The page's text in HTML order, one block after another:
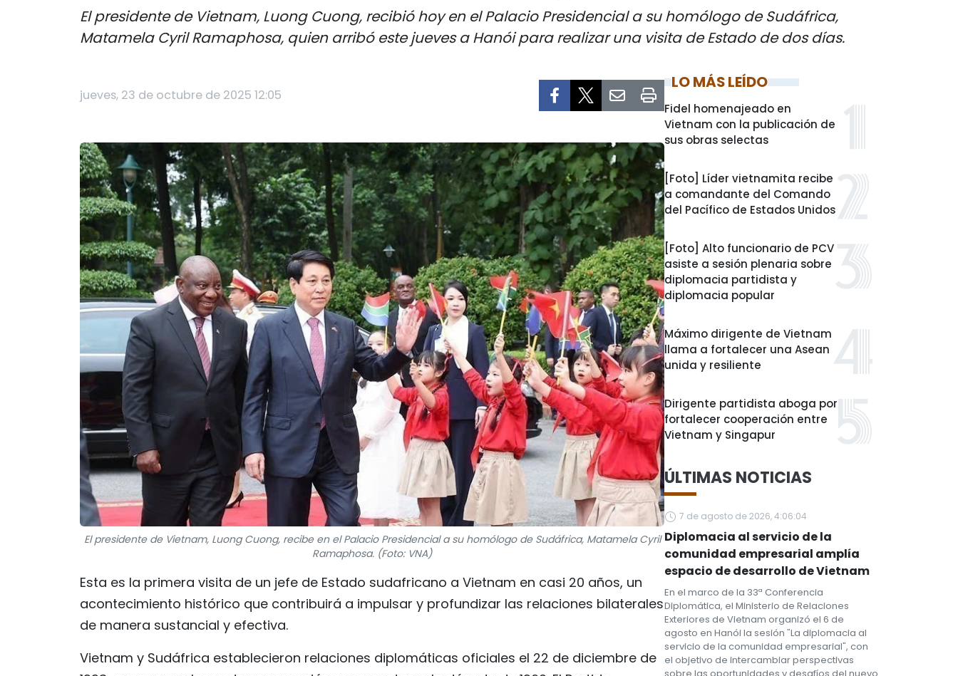
El presidente de Vietnam, Luong Cuong, recibió hoy en el Palacio Presidencial a su homólogo de Sudáfrica,
Matamela Cyril Ramaphosa, quien arribó este jueves a Hanói para realizar una visita de Estado de dos días.
jueves, 23 de octubre de 2025 12:05
El presidente de Vietnam, Luong Cuong, recibe en el Palacio Presidencial a su homólogo de Sudáfrica, Matamela Cyril
Ramaphosa. (Foto: VNA)
Esta es la primera visita de un jefe de Estado sudafricano a Vietnam en casi 20 años, un
acontecimiento histórico que contribuirá a impulsar y profundizar las relaciones bilaterales
de manera sustancial y efectiva.
Vietnam y Sudáfrica establecieron relaciones diplomáticas oficiales el 22 de diciembre de
LO MÁS LEÍDO
Fidel homenajeado en
Vietnam con la publicación de
sus obras selectas
[Foto] Líder vietnamita recibe
a comandante del Comando
del Pacífico de Estados Unidos
[Foto] Alto funcionario de PCV
asiste a sesión plenaria sobre
diplomacia partidista y
diplomacia popular
Máximo dirigente de Vietnam
llama a fortalecer una Asean
unida y resiliente
Dirigente partidista aboga por
fortalecer cooperación entre
Vietnam y Singapur
ÚLTIMAS NOTICIAS
7 de agosto de 2026, 4:06:04
Diplomacia al servicio de la
comunidad empresarial amplía
espacio de desarrollo de Vietnam
En el marco de la 33ª Conferencia
Diplomática, el Ministerio de Relaciones
Exteriores de Vietnam organizó el 6 de
agosto en Hanói la sesión "La diplomacia al
servicio de la comunidad empresarial", con
el objetivo de intercambiar perspectivas